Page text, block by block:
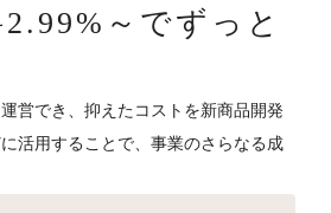
～でずっと
営でき、抑えたコストを新商品開発
活用することで、事業のさらなる成